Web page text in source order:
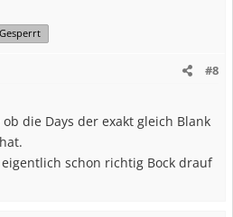
Gesperrt
#8
die Days der exakt gleich Blank
schon richtig Bock drauf